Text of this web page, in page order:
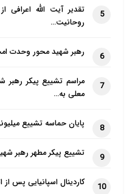
5
تقدیر آیت الله
روحانیت…
6 رهبر شهید محور وحدت
7
مراسم تشییع پیکر رهبر
معلی به…
8 پایان حماسه تشییع
9 تشییع پیکر مطهر رهبر
10 کاردینال اسپانیایی پس